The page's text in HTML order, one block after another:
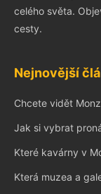
celého světa.
cesty.
Nejnovější
Chcete vidět
Jak si vybrat
Které kavárny v
Která muzea a